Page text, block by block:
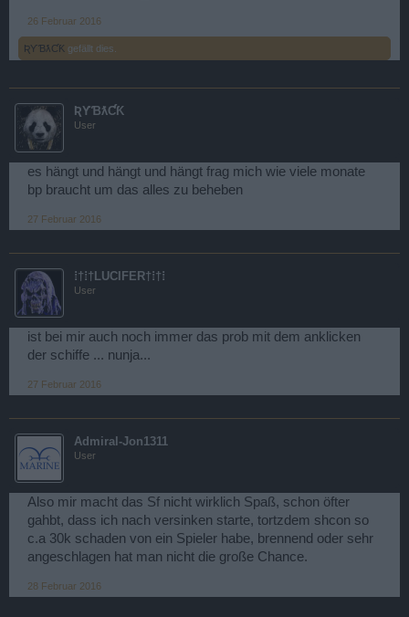
26 Februar 2016
ƦƳƁƛƇƘ gefällt dies.
ƦƳƁƛƇƘ
User
es hängt und hängt und hängt frag mich wie viele monate
bp braucht um das alles zu beheben
27 Februar 2016
⁞†⁞†LUCIFER†⁞†⁞
User
ist bei mir auch noch immer das prob mit dem anklicken
der schiffe ... nunja...
27 Februar 2016
Admiral-Jon1311
User
Also mir macht das Sf nicht wirklich Spaß, schon öfter
gahbt, dass ich nach versinken starte, tortzdem shcon so
c.a 30k schaden von ein Spieler habe, brennend oder sehr
angeschlagen hat man nicht die große Chance.
28 Februar 2016